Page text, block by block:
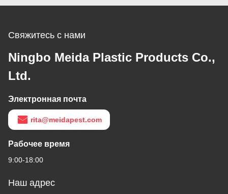
ловителей
Свяжитесь с нами
Ningbo Meida Plastic Products Co.,
Ltd.
Электронная почта
rita@meidapest.com
Рабочее время
9:00-18:00
Наш адрес